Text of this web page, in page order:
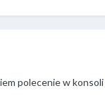
polecenie w konsoli